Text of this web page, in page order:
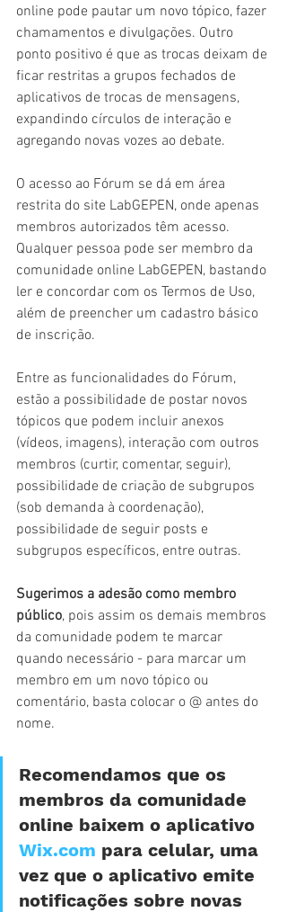
online pode pautar um novo tópico, fazer
chamamentos e divulgações. Outro
ponto positivo é que as trocas deixam de
ficar restritas a grupos fechados de
aplicativos de trocas de mensagens,
expandindo círculos de interação e
agregando novas vozes ao debate.
O acesso ao Fórum se dá em área
restrita do site LabGEPEN, onde apenas
membros autorizados têm acesso.
Qualquer pessoa pode ser membro da
comunidade online LabGEPEN, bastando
ler e concordar com os Termos de Uso,
além de preencher um cadastro básico
de inscrição.
Entre as funcionalidades do Fórum,
estão a possibilidade de postar novos
tópicos que podem incluir anexos
(vídeos, imagens), interação com outros
membros (curtir, comentar, seguir),
possibilidade de criação de subgrupos
(sob demanda à coordenação),
possibilidade de seguir posts e
subgrupos específicos, entre outras.
Sugerimos a adesão como membro
público, pois assim os demais membros
da comunidade podem te marcar
quando necessário - para marcar um
membro em um novo tópico ou
comentário, basta colocar o @ antes do
nome.
Recomendamos que os
membros da comunidade
online baixem o aplicativo
Wix.com para celular, uma
vez que o aplicativo emite
notificações sobre novas